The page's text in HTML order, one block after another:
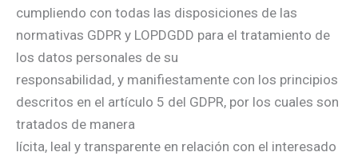
cumpliendo con todas las disposiciones de las
normativas GDPR y LOPDGDD para el tratamiento de
los datos personales de su
responsabilidad, y manifiestamente con los principios
descritos en el artículo 5 del GDPR, por los cuales son
tratados de manera
lícita, leal y transparente en relación con el interesado